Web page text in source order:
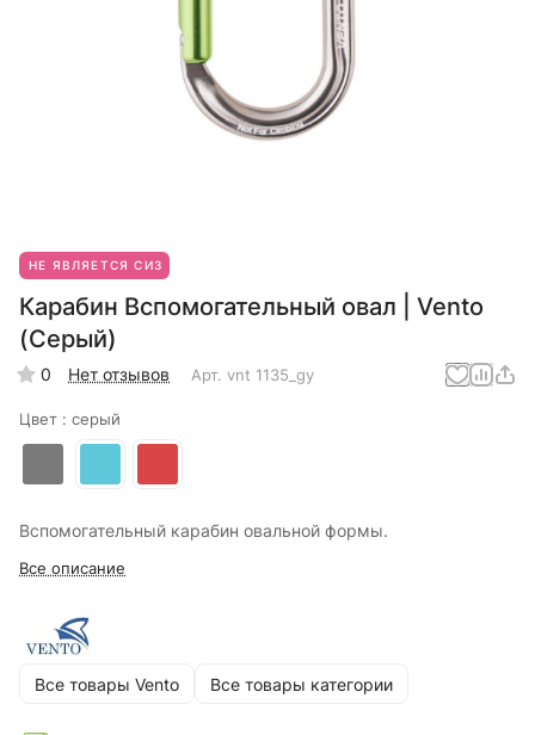
НЕ ЯВЛЯЕТСЯ СИЗ
Карабин Вспомогательный овал | Vento
(Серый)
0 Нет отзывов Арт. vnt 1135_gy
Цвет : серый
Вспомогательный карабин овальной формы.
Все описание
Все товары Vento Все товары категории